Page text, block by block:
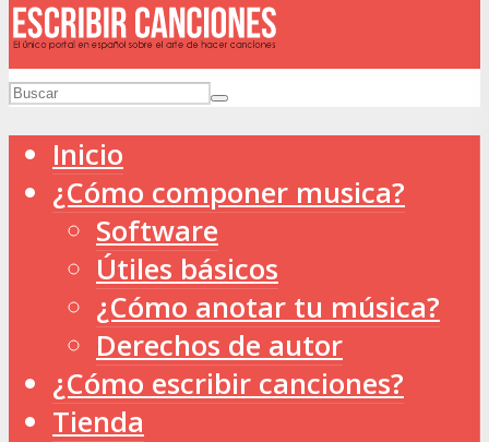
Inicio
¿Cómo componer musica?
Software
Útiles básicos
¿Cómo anotar tu música?
Derechos de autor
¿Cómo escribir canciones?
Tienda